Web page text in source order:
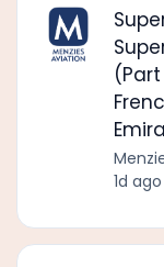
1d ago